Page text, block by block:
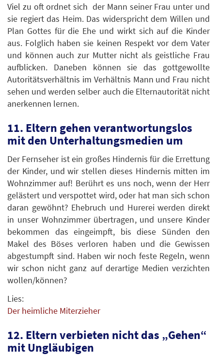
Viel zu oft ordnet sich der Mann seiner Frau unter und
sie regiert das Heim. Das widerspricht dem Willen und
Plan Gottes für die Ehe und wirkt sich auf die Kinder
aus. Folglich haben sie keinen Respekt vor dem Vater
und können auch zur Mutter nicht als geistliche Frau
aufblicken. Daneben können sie das gottgewollte
Autoritätsverhältnis im Verhältnis Mann und Frau nicht
sehen und werden selber auch die Elternautorität nicht
anerkennen lernen.
11. Eltern gehen verantwortungslos
mit den Unterhaltungsmedien um
Der Fernseher ist ein großes Hindernis für die Errettung
der Kinder, und wir stellen dieses Hindernis mitten im
Wohnzimmer auf! Berührt es uns noch, wenn der Herr
gelästert und verspottet wird, oder hat man sich schon
daran gewöhnt? Ehebruch und Hurerei werden direkt
in unser Wohnzimmer übertragen, und unsere Kinder
bekommen das eingeimpft, bis diese Sünden den
Makel des Böses verloren haben und die Gewissen
abgestumpft sind. Haben wir noch feste Regeln, wenn
wir schon nicht ganz auf derartige Medien verzichten
wollen/können?
Lies:
Der heimliche Miterzieher
12. Eltern verbieten nicht das „Gehen“
mit Ungläubigen